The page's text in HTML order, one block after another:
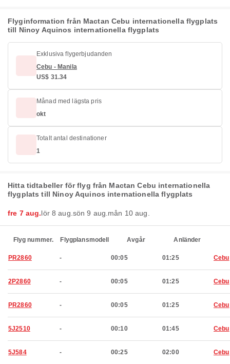
Flyginformation från Mactan Cebu internationella flygplats
till Ninoy Aquinos internationella flygplats
Exklusiva flygerbjudanden
Cebu - Manila
US$ 31.34
Månad med lägsta pris
okt
Totalt antal destinationer
1
Hitta tidtabeller för flyg från Mactan Cebu internationella
flygplats till Ninoy Aquinos internationella flygplats
fre 7 aug.lör 8 aug. sön 9 aug. mån 10 aug.
Flyg nummer. Flygplansmodell Avgår Anländer
PR2860 - 00:05 01:25 Cebu
2P2860 - 00:05 01:25 Cebu
PR2860 - 00:05 01:25 Cebu
5J2510 - 00:10 01:45 Cebu
5J584 - 00:25 02:00 Cebu